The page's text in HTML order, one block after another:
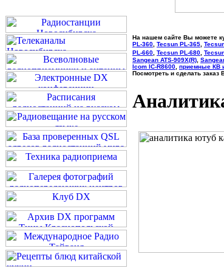
На нашем сайте Вы можете
PL-360 Tecsun PL-365
PL-660 Tecsun PL-680
Sangean ATS-909X(R)
Icom IC-R8600 приемные КВ
Посмотреть и сделать заказ